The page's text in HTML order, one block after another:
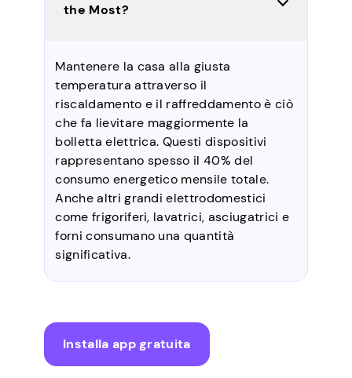
the Most?
Mantenere la casa alla giusta
temperatura attraverso il
riscaldamento e il raffreddamento è ciò
che fa lievitare maggiormente la
bolletta elettrica. Questi dispositivi
rappresentano spesso il 40% del
consumo energetico mensile totale.
Anche altri grandi elettrodomestici
come frigoriferi, lavatrici, asciugatrici e
forni consumano una quantità
significativa.
Installa app gratuita